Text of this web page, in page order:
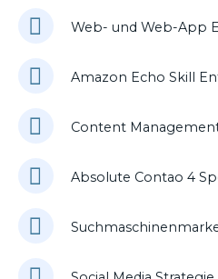
Web- und Web-App
Amazon Echo Skill
Content
Absolute Contao 4